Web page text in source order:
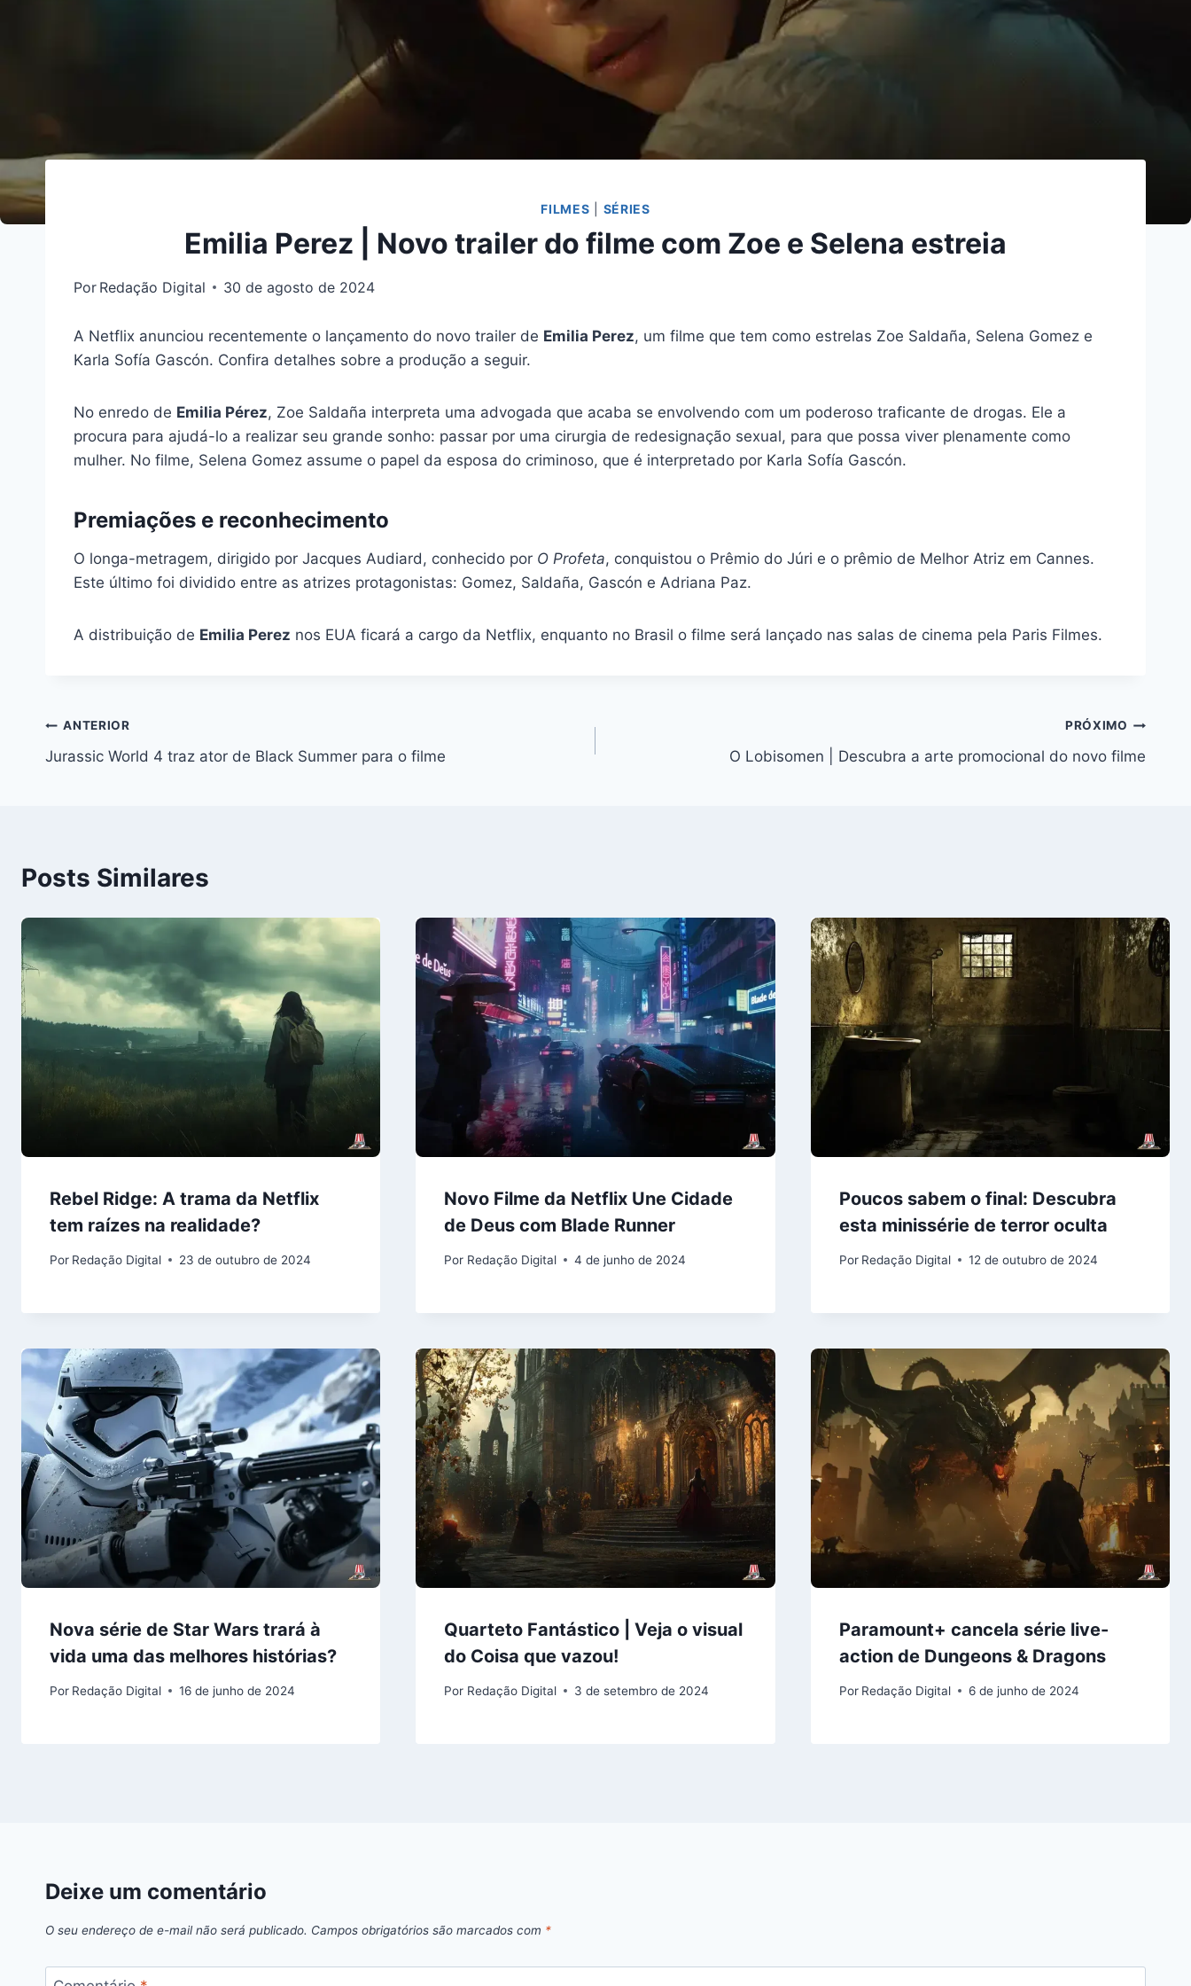
FILMES SÉRIES
Emilia Perez | Novo trailer do filme com Zoe e Selena estreia
Por Redação Digital 30 de agosto de 2024
A Netflix anunciou recentemente o lançamento do novo trailer de Emilia Perez, um filme que tem como estrelas Zoe Saldaña, Selena Gomez e
Karla Sofía Gascón. Confira detalhes sobre a produção a seguir.
No enredo de Emilia Pérez, Zoe Saldaña interpreta uma advogada que acaba se envolvendo com um poderoso traficante de drogas. Ele a
procura para ajudá-lo a realizar seu grande sonho: passar por uma cirurgia de redesignação sexual, para que possa viver plenamente como
mulher. No filme, Selena Gomez assume o papel da esposa do criminoso, que é interpretado por Karla Sofía Gascón.
Premiações e reconhecimento
O longa-metragem, dirigido por Jacques Audiard, conhecido por O Profeta, conquistou o Prêmio do Júri e o prêmio de Melhor Atriz em Cannes.
Este último foi dividido entre as atrizes protagonistas: Gomez, Saldaña, Gascón e Adriana Paz.
A distribuição de Emilia Perez nos EUA ficará a cargo da Netflix, enquanto no Brasil o filme será lançado nas salas de cinema pela Paris Filmes.
Navegação
de
ANTERIOR
Jurassic World 4 traz ator de Black Summer para o filme
PRÓXIMO
O Lobisomen | Descubra a arte promocional do novo filme
Posts Similares
Rebel Ridge: A trama da Netflix
tem raízes na realidade?
Por Redação Digital 23 de outubro de 2024
Novo Filme da Netflix Une Cidade
de Deus com Blade Runner
Por Redação Digital 4 de junho de 2024
Poucos sabem o final: Descubra
esta minissérie de terror oculta
Por Redação Digital 12 de outubro de 2024
Nova série de Star Wars trará à
vida uma das melhores histórias?
Por Redação Digital 16 de junho de 2024
Quarteto Fantástico | Veja o visual
do Coisa que vazou!
Por Redação Digital 3 de setembro de 2024
Paramount+ cancela série live-
action de Dungeons & Dragons
Por Redação Digital 6 de junho de 2024
Deixe um comentário
O seu endereço de e-mail não será publicado. Campos obrigatórios são marcados com *